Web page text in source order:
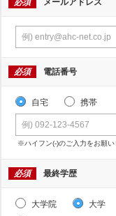
必須 電話番号
自宅 携帯
※ハイフン(-)のご入力をお願い
必須 最終学歴
大学院 大学